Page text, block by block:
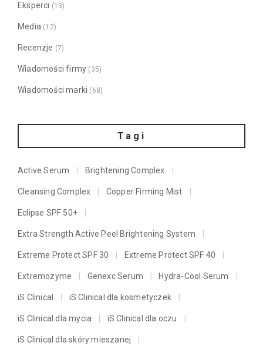
Eksperci (13)
Media (12)
Recenzje (7)
Wiadomości firmy (35)
Wiadomości marki (68)
Tagi
Active Serum Brightening Complex
Cleansing Complex Copper Firming Mist
Eclipse SPF 50+
Extra Strength Active Peel Brightening System
Extreme Protect SPF 30 Extreme Protect SPF 40
Extremozyme Genexc Serum Hydra-Cool Serum
iS Clinical iS Clinical dla kosmetyczek
iS Clinical dla mycia iS Clinical dla oczu
iS Clinical dla skóry mieszanej